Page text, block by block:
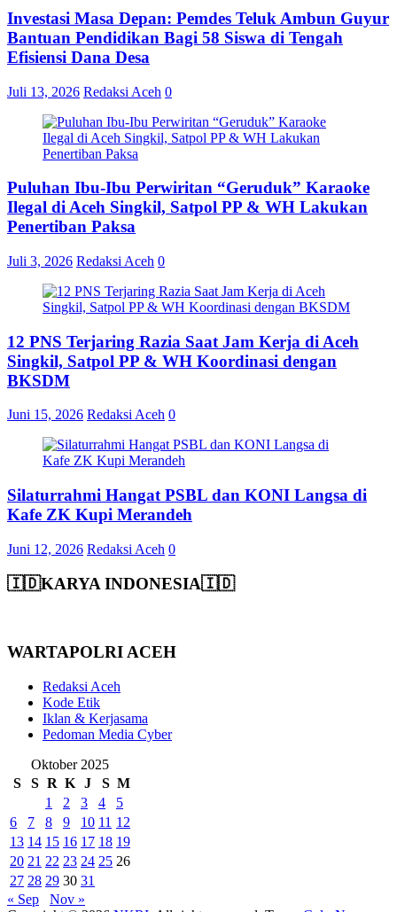
Investasi Masa Depan: Pemdes Teluk Ambun Guyur
Bantuan Pendidikan Bagi 58 Siswa di Tengah
Efisiensi Dana Desa
Juli 13, 2026 Redaksi Aceh 0
Puluhan Ibu-Ibu Perwiritan “Geruduk” Karaoke
Ilegal di Aceh Singkil, Satpol PP & WH Lakukan
Penertiban Paksa
Juli 3, 2026 Redaksi Aceh 0
12 PNS Terjaring Razia Saat Jam Kerja di Aceh
Singkil, Satpol PP & WH Koordinasi dengan
BKSDM
Juni 15, 2026 Redaksi Aceh 0
Silaturrahmi Hangat PSBL dan KONI Langsa di
Kafe ZK Kupi Merandeh
Juni 12, 2026 Redaksi Aceh 0
🇮🇩KARYA INDONESIA🇮🇩
WARTAPOLRI ACEH
Redaksi Aceh
Kode Etik
Iklan & Kerjasama
Pedoman Media Cyber
Oktober 2025
S
S R K J S M
1
2 3 4
5
6
7 8 9 10 11 12
13 14 15 16 17 18 19
20 21 22 23 24 25 26
27 28 29 30 31
« Sep
Nov »